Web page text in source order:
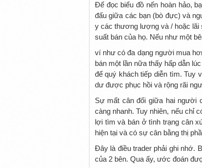
Để đọc biểu đồ nến hoàn hảo,
đấu giữa các bạn (bò đực) và
y các thương lượng và / hoặc lãi
suất bán của họ. Nếu như một
ví như có đa dạng người mua
bán một lần nữa thấy hấp dẫn
để quý khách tiếp diễn tìm. Tuy
dư được phục hồi và rộng rãi
Sự mất cân đối giữa hai người
càng nhanh. Tuy nhiên, nếu chỉ
lợi tìm và bán ở tình trạng cân
hiện tại và có sự cân bằng thị
Đây là điều trader phải ghi nhớ.
của 2 bên. Qua ấy, ước đoán